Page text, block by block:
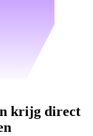
krijg direct